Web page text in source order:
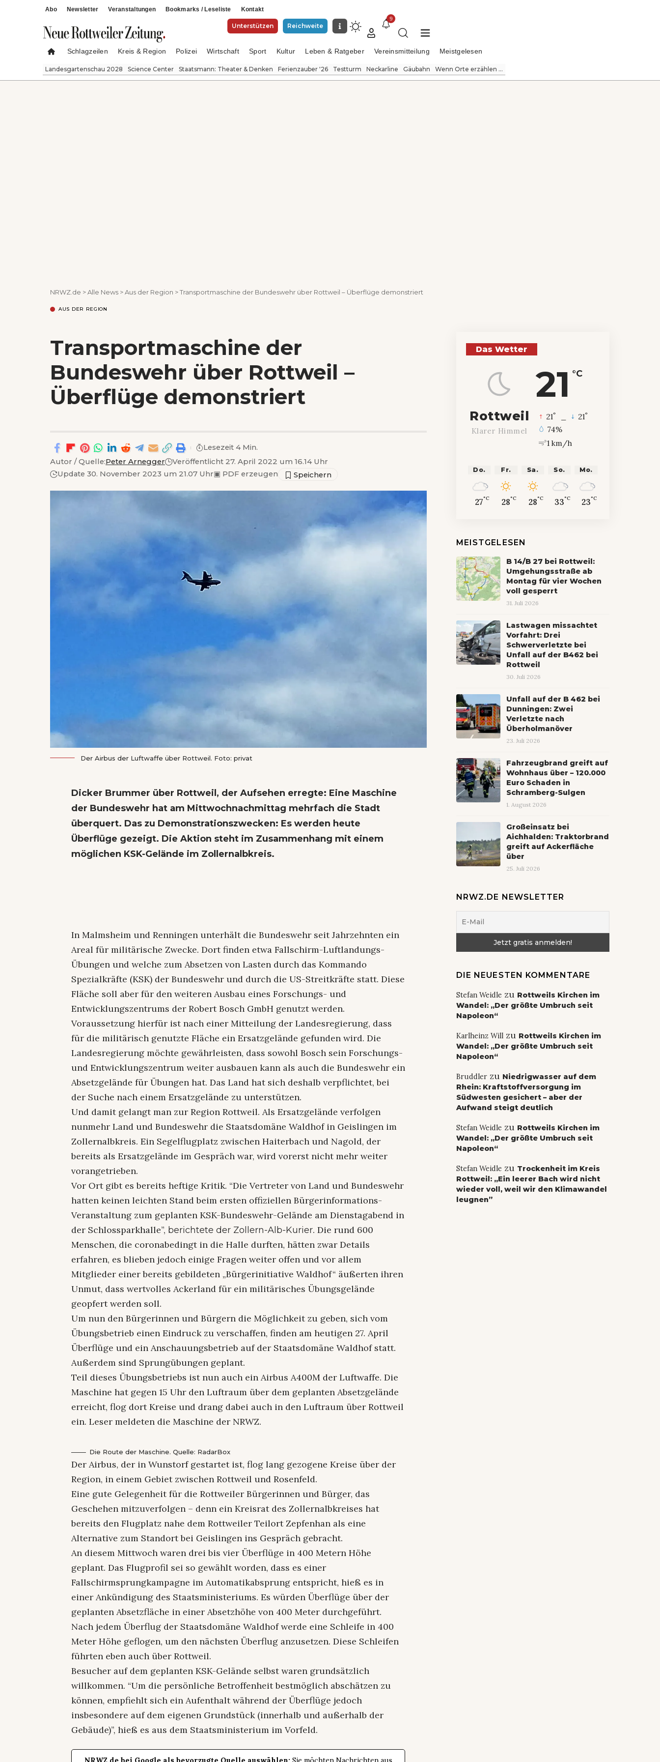
Abo Newsletter Veranstaltungen Bookmarks / Leseliste Kontakt
Unterstützen Reichweite
9
Schlagzeilen Kreis & Region Polizei Wirtschaft Sport Kultur Leben & Ratgeber Vereinsmitteilung Meistgelesen
Landesgartenschau 2028 Science Center Staatsmann: Theater & Denken Ferienzauber '26 Testturm Neckarline Gäubahn Wenn Orte erzählen ...
NRWZ.de >Alle News >Aus der Region >Transportmaschine der Bundeswehr über Rottweil – Überflüge demonstriert
AUS DER REGION
Transportmaschine der
Bundeswehr über Rottweil –
Überflüge demonstriert
Autor / Quelle:Peter Arnegger
Veröffentlicht 27. April 2022 um 16.14 Uhr
Update 30. November 2023 um 21.07 Uhr▣ PDF erzeugen
Lesezeit 4 Min.
Der Airbus der Luftwaffe über Rottweil. Foto: privat
Dicker Brummer über Rottweil, der Aufsehen erregte: Eine Maschine
der Bundeswehr hat am Mittwochnachmittag mehrfach die Stadt
überquert. Das zu Demonstrationszwecken: Es werden heute
Überflüge gezeigt. Die Aktion steht im Zusammenhang mit einem
möglichen KSK-Gelände im Zollernalbkreis.
In Malmsheim und Renningen unterhält die Bundeswehr seit Jahrzehnten ein
Areal für militärische Zwecke. Dort finden etwa Fallschirm-Luftlandungs-
Übungen und welche zum Absetzen von Lasten durch das Kommando
Spezialkräfte (KSK) der Bundeswehr und durch die US-Streitkräfte statt. Diese
Fläche soll aber für den weiteren Ausbau eines Forschungs- und
Entwicklungszentrums der Robert Bosch GmbH genutzt werden.
Voraussetzung hierfür ist nach einer Mitteilung der Landesregierung, dass
für die militärisch genutzte Fläche ein Ersatzgelände gefunden wird. Die
Landesregierung möchte gewährleisten, dass sowohl Bosch sein Forschungs-
und Entwicklungszentrum weiter ausbauen kann als auch die Bundeswehr ein
Absetzgelände für Übungen hat. Das Land hat sich deshalb verpflichtet, bei
der Suche nach einem Ersatzgelände zu unterstützen.
Und damit gelangt man zur Region Rottweil. Als Ersatzgelände verfolgen
nunmehr Land und Bundeswehr die Staatsdomäne Waldhof in Geislingen im
Zollernalbkreis. Ein Segelflugplatz zwischen Haiterbach und Nagold, der
bereits als Ersatzgelände im Gespräch war, wird vorerst nicht mehr weiter
vorangetrieben.
Vor Ort gibt es bereits heftige Kritik. “Die Vertreter von Land und Bundeswehr
hatten keinen leichten Stand beim ersten offiziellen Bürgerinformations-
Veranstaltung zum geplanten KSK-Bundeswehr-Gelände am Dienstagabend in
der Schlossparkhalle”, berichtete der Zollern-Alb-Kurier. Die rund 600
Menschen, die coronabedingt in die Halle durften, hätten zwar Details
erfahren, es blieben jedoch einige Fragen weiter offen und vor allem
Mitglieder einer bereits gebildeten „Bürgerinitiative Waldhof“ äußerten ihren
Unmut, dass wertvolles Ackerland für ein militärisches Übungsgelände
geopfert werden soll.
Um nun den Bürgerinnen und Bürgern die Möglichkeit zu geben, sich vom
Übungsbetrieb einen Eindruck zu verschaffen, finden am heutigen 27. April
Überflüge und ein Anschauungsbetrieb auf der Staatsdomäne Waldhof statt.
Außerdem sind Sprungübungen geplant.
Teil dieses Übungsbetriebs ist nun auch ein Airbus A400M der Luftwaffe. Die
Maschine hat gegen 15 Uhr den Luftraum über dem geplanten Absetzgelände
erreicht, flog dort Kreise und drang dabei auch in den Luftraum über Rottweil
ein. Leser meldeten die Maschine der NRWZ.
Die Route der Maschine. Quelle: RadarBox
Der Airbus, der in Wunstorf gestartet ist, flog lang gezogene Kreise über der
Region, in einem Gebiet zwischen Rottweil und Rosenfeld.
Eine gute Gelegenheit für die Rottweiler Bürgerinnen und Bürger, das
Geschehen mitzuverfolgen – denn ein Kreisrat des Zollernalbkreises hat
bereits den Flugplatz nahe dem Rottweiler Teilort Zepfenhan als eine
Alternative zum Standort bei Geislingen ins Gespräch gebracht.
An diesem Mittwoch waren drei bis vier Überflüge in 400 Metern Höhe
geplant. Das Flugprofil sei so gewählt worden, dass es einer
Fallschirmsprungkampagne im Automatikabsprung entspricht, hieß es in
einer Ankündigung des Staatsministeriums. Es würden Überflüge über der
geplanten Absetzfläche in einer Absetzhöhe von 400 Meter durchgeführt.
Nach jedem Überflug der Staatsdomäne Waldhof werde eine Schleife in 400
Meter Höhe geflogen, um den nächsten Überflug anzusetzen. Diese Schleifen
führten eben auch über Rottweil.
Besucher auf dem geplanten KSK-Gelände selbst waren grundsätzlich
willkommen. “Um die persönliche Betroffenheit bestmöglich abschätzen zu
können, empfiehlt sich ein Aufenthalt während der Überflüge jedoch
insbesondere auf dem eigenen Grundstück (innerhalb und außerhalb der
Gebäude)”, hieß es aus dem Staatsministerium im Vorfeld.
Das Wetter
21 °C
Rottweil
Klarer Himmel
21° 21°
74%
1 km/h
Do.
27°C
Fr.
28°C
Sa.
28°C
So.
33°C
Mo.
23°C
MEISTGELESEN
B 14/B 27 bei Rottweil:
Umgehungsstraße ab
Montag für vier Wochen
voll gesperrt
31. Juli 2026
Lastwagen missachtet
Vorfahrt: Drei
Schwerverletzte bei
Unfall auf der B462 bei
Rottweil
30. Juli 2026
Unfall auf der B 462 bei
Dunningen: Zwei
Verletzte nach
Überholmanöver
23. Juli 2026
Fahrzeugbrand greift auf
Wohnhaus über – 120.000
Euro Schaden in
Schramberg-Sulgen
1. August 2026
Großeinsatz bei
Aichhalden: Traktorbrand
greift auf Ackerfläche
über
25. Juli 2026
NRWZ.DE NEWSLETTER
DIE NEUESTEN KOMMENTARE
Stefan Weidle zu Rottweils Kirchen im
Wandel: „Der größte Umbruch seit
Napoleon“
Karlheinz Willzu Rottweils Kirchen im
Wandel: „Der größte Umbruch seit
Napoleon“
Bruddlerzu Niedrigwasser auf dem
Rhein: Kraftstoffversorgung im
Südwesten gesichert – aber der
Aufwand steigt deutlich
Stefan Weidle zu Rottweils Kirchen im
Wandel: „Der größte Umbruch seit
Napoleon“
Stefan Weidle zu Trockenheit im Kreis
Rottweil: „Ein leerer Bach wird nicht
wieder voll, weil wir den Klimawandel
leugnen”